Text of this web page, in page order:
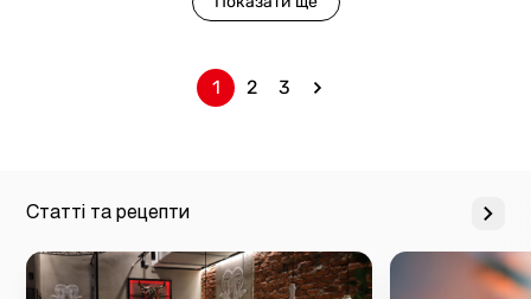
1 2 3
Статті та рецепти